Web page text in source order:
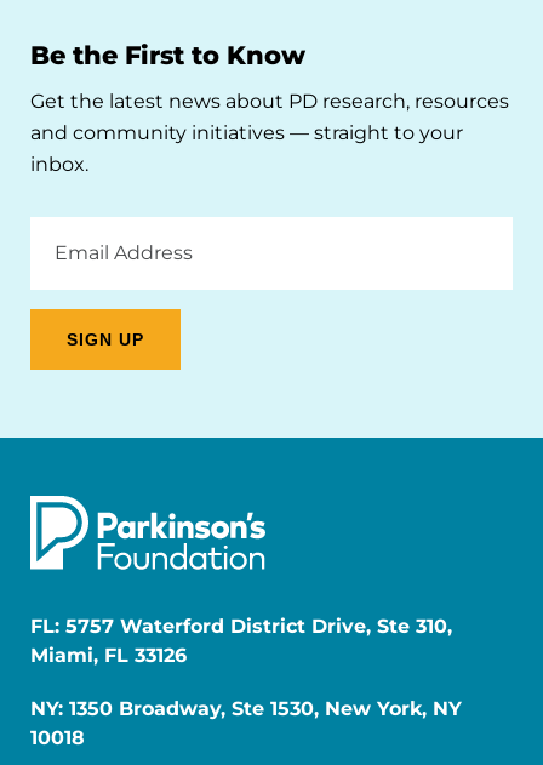
Be the First to Know
Get the latest news about PD research, resources
and community initiatives — straight to your
inbox.
Address
FL: 5757 Waterford District Drive, Ste 310,
Miami, FL 33126
NY: 1350 Broadway, Ste 1530, New York, NY
10018